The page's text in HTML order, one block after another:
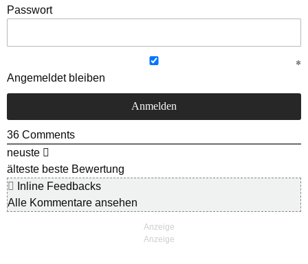
Passwort
Angemeldet bleiben
36 Comments
neuste
älteste beste Bewertung
Inline Feedbacks
Alle Kommentare ansehen